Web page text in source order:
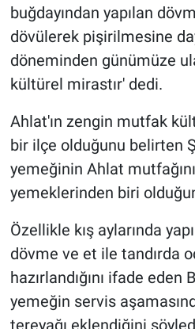
buğdayından yapılan
dövülerek pişirilmesine
döneminden günümüze
kültürel mirastır' dedi.
Ahlat'ın zengin mutfak
bir ilçe olduğunu belirten
yemeğinin Ahlat
yemeklerinden biri
Özellikle kış aylarında
dövme ve et ile tandırda
hazırlandığını ifade eden
yemeğin servis